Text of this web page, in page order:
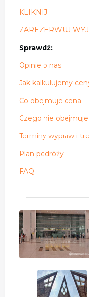
KLIKNIJ
ZAREZERWUJ
Sprawdź:
Opinie o nas
Jak kalkulujemy
Co obejmuje cena
Czego nie
Terminy wypraw i
Plan podróży
FAQ